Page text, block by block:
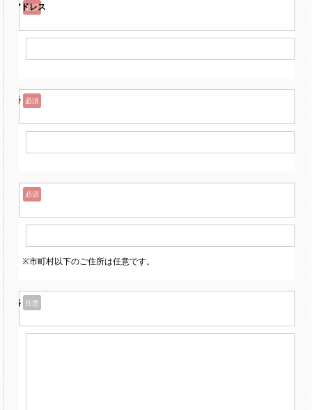
必須
ルアドレス
必須
番号
必須
※市町村以下のご住所は任意です。
任意
資格